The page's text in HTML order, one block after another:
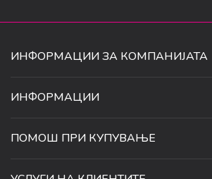
ИНФОРМАЦИИ ЗА КОМПАНИЈАТА
СКОПЈЕ, МАКЕДОНИЈА
ИНФОРМАЦИИ
СОРАБОТКИ
ПОМОШ ПРИ КУПУВАЊЕ